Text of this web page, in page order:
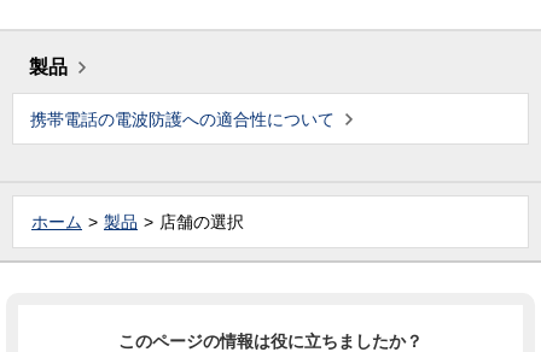
製品
携帯電話の電波防護への適合性について
ホーム 製品 店舗の選択
このページの情報は役に立ちましたか？